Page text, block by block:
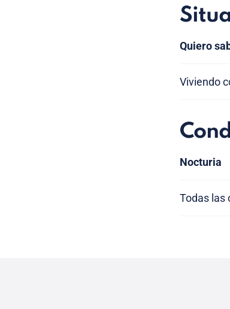
Quiero
Viviendo
Nocturia
Todas las